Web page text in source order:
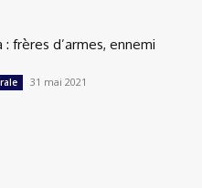
: frères d’armes, ennemi
31 mai 2021